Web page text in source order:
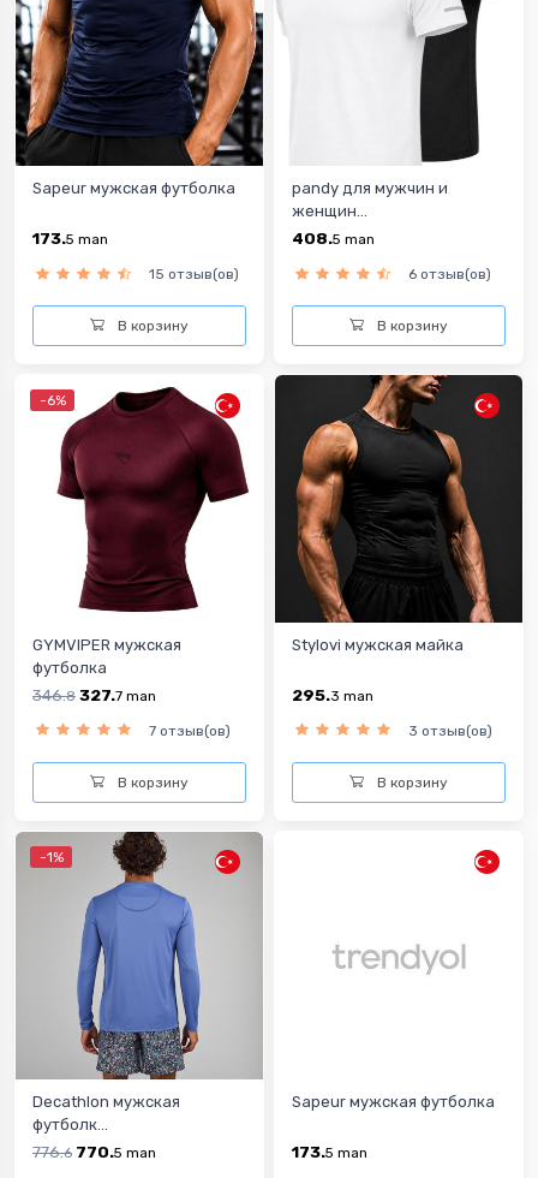
Sapeur мужская футболка
173.5 man
15 отзыв(ов)
В корзину
pandy для мужчин и
женщин...
408.5 man
6 отзыв(ов)
В корзину
-6%
GYMVIPER мужская
футболка
346.8 327.7 man
7 отзыв(ов)
В корзину
Stylovi мужская майка
295.3 man
3 отзыв(ов)
В корзину
-1%
Decathlon мужская
футболк...
776.6 770.5 man
Sapeur мужская футболка
173.5 man